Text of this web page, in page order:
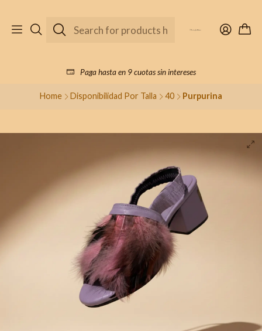
Paga hasta en 9 cuotas sin intereses
Home Disponibilidad Por Talla 40 Purpurina